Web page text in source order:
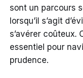
sont un parcours
lorsqu’il s’agit
s’avérer coûteux.
essentiel pour
prudence.